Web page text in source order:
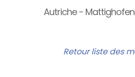
Autriche -
Retour liste des